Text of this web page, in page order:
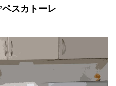
ペスカトーレ